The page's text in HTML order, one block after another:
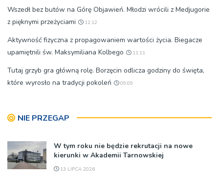
Wszedł bez butów na Górę Objawień. Młodzi wrócili z Medjugorie
z pięknymi przeżyciami
12:12
Aktywność fizyczna z propagowaniem wartości życia. Biegacze
upamiętnili św. Maksymiliana Kolbego
11:11
Tutaj grzyb gra główną rolę. Borzęcin odlicza godziny do święta,
które wyrosło na tradycji pokoleń
09:09
NIE PRZEGAP
W tym roku nie będzie rekrutacji na nowe
kierunki w Akademii Tarnowskiej
13 LIPCA 2026